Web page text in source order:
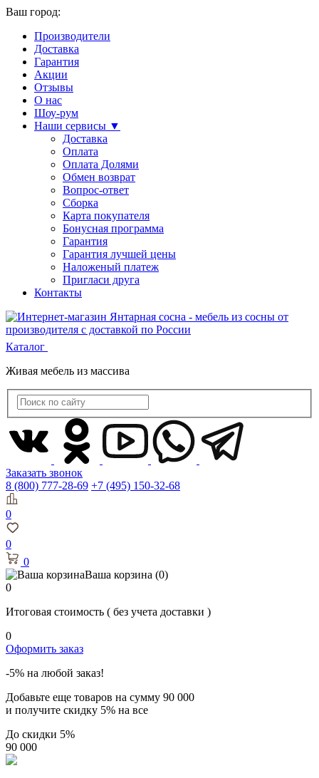
Ваш город:
Производители
Доставка
Гарантия
Акции
Отзывы
О нас
Шоу-рум
Наши сервисы ▼
Доставка
Оплата
Оплата Долями
Обмен возврат
Вопрос-ответ
Сборка
Карта покупателя
Бонусная программа
Гарантия
Гарантия лучшей цены
Наложеный платеж
Пригласи друга
Контакты
Каталог
Живая мебель из массива
Заказать звонок
8 (800) 777-28-69 +7 (495) 150-32-68
0
0
0
Ваша корзина (0)
0
Итоговая стоимость ( без учета доставки )
0
Оформить заказ
-5% на любой заказ!
Добавьте еще товаров на сумму 90 000
и получите скидку 5% на все
До скидки 5%
90 000